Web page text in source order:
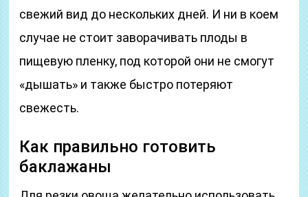
свежий вид до нескольких дней. И ни в коем
случае не стоит заворачивать плоды в
пищевую пленку, под которой они не смогут
«дышать» и также быстро потеряют
свежесть.
Как правильно готовить
баклажаны